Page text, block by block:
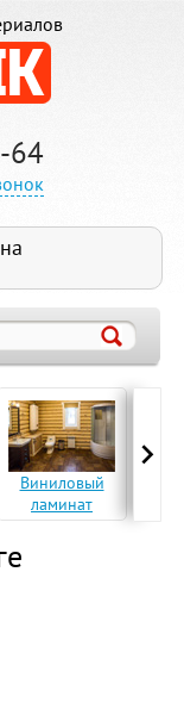
64
Виниловый
ламинат